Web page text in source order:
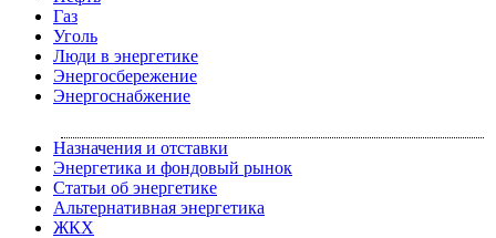
Газ
Уголь
Люди в энергетике
Энергосбережение
Энергоснабжение
Назначения и отставки
Энергетика и фондовый рынок
Статьи об энергетике
Альтернативная энергетика
ЖКХ